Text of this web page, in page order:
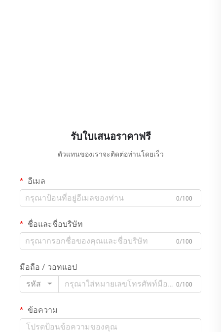
รับใบเสนอราคาฟรี
ตัวแทนของเราจะติดต่อท่านโดยเร็ว
อีเมล
0/100
ชื่อและชื่อบริษัท
0/100
มือถือ / วอทแอป
รหัส
0/100
ข้อความ